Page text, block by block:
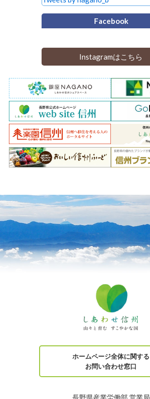
Facebook
Instagramはこちら
ホームページ全体に関する
お問い合わせ窓口